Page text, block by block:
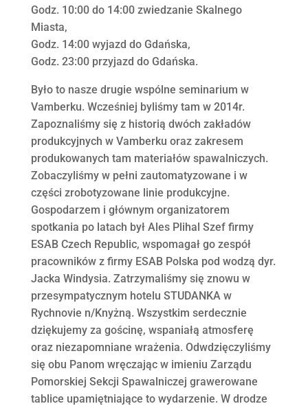
Godz. 10:00 do 14:00 zwiedzanie Skalnego
Miasta,
Godz. 14:00 wyjazd do Gdańska,
Godz. 23:00 przyjazd do Gdańska.
Było to nasze drugie wspólne seminarium w
Vamberku. Wcześniej byliśmy tam w 2014r.
Zapoznaliśmy się z historią dwóch zakładów
produkcyjnych w Vamberku oraz zakresem
produkowanych tam materiałów spawalniczych.
Zobaczyliśmy w pełni zautomatyzowane i w
części zrobotyzowane linie produkcyjne.
Gospodarzem i głównym organizatorem
spotkania po latach był Ales Plihal Szef firmy
ESAB Czech Republic, wspomagał go zespół
pracowników z firmy ESAB Polska pod wodzą dyr.
Jacka Windysia. Zatrzymaliśmy się znowu w
przesympatycznym hotelu STUDANKA w
Rychnovie n/Knyżną. Wszystkim serdecznie
dziękujemy za gościnę, wspaniałą atmosferę
oraz niezapomniane wrażenia. Odwdzięczyliśmy
się obu Panom wręczając w imieniu Zarządu
Pomorskiej Sekcji Spawalniczej grawerowane
tablice upamiętniające to wydarzenie. W drodze